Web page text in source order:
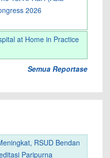
2026
at Home in Practice
Semua Reportase
RSUD Bendan
Paripurna